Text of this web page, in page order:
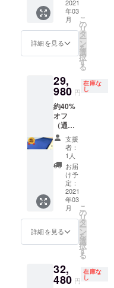
2021
年03
月
詳細を見る
こ
の
リ
タ
ー
ン
を
選
択
す
る
29,
980 円
在庫な
し
約40%
オフ
（通常
価格
49,800
円）
支援
者：
1人
お届
け予
定：
2021
年03
月
詳細を見る
こ
の
リ
タ
ー
ン
を
選
択
す
る
32,
480 円
在庫な
し